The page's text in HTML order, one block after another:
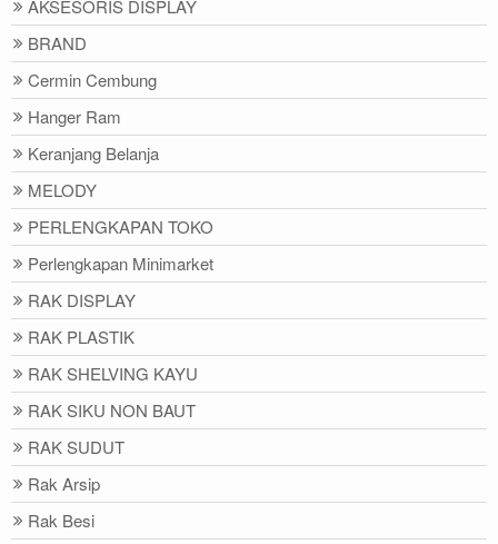
AKSESORIS DISPLAY
BRAND
Cermin Cembung
Hanger Ram
Keranjang Belanja
MELODY
PERLENGKAPAN TOKO
Perlengkapan Minimarket
RAK DISPLAY
RAK PLASTIK
RAK SHELVING KAYU
RAK SIKU NON BAUT
RAK SUDUT
Rak Arsip
Rak Besi